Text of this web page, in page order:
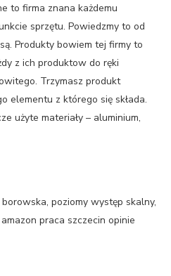
to firma znana każdemu
sprzętu. Powiedzmy to od
Produkty bowiem tej firmy to
z ich produktow do ręki
Trzymasz produkt
elementu z którego się składa.
użyte materiały – aluminium,
poziomy występ skalny,
praca szczecin opinie